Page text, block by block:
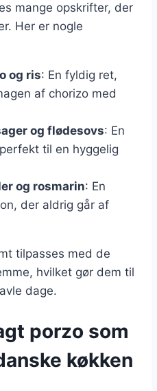
mange opskrifter, der
Her er nogle
og ris: En fyldig ret,
af chorizo med
og flødesovs: En
til en hyggelig
og rosmarin: En
der aldrig går af
tilpasses med de
hvilket gør dem til
dage.
porzo som
køkken